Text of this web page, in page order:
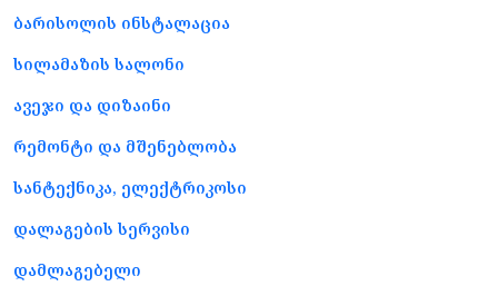
ბარისოლის ინსტალაცია
სილამაზის სალონი
ავეჯი და დიზაინი
რემონტი და მშენებლობა
სანტექნიკა, ელექტრიკოსი
დალაგების სერვისი
დამლაგებელი